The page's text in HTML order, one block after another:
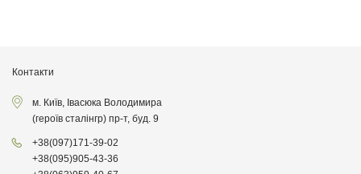
Контакти
м. Київ, Івасюка Володимира
(героїв сталінгр) пр-т, буд. 9
+38(097)171-39-02
+38(095)905-43-36